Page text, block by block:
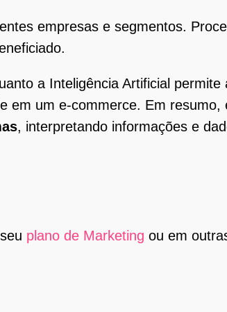
empresas e segmentos.
a Inteligência Artificial
em um e-commerce. Em resumo,
, interpretando informações e
plano de Marketing ou em